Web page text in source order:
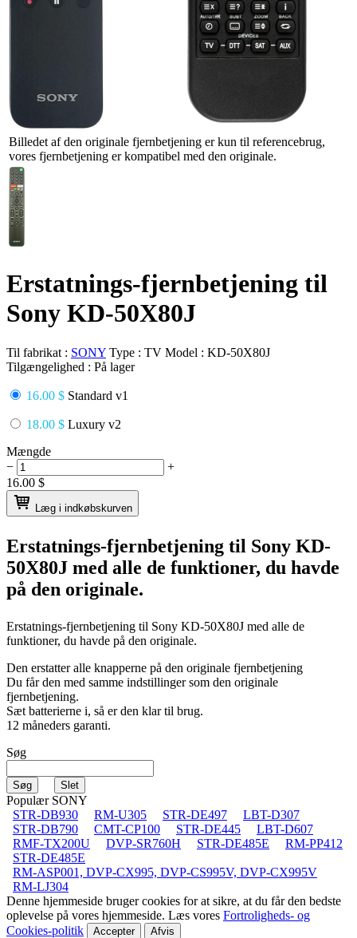
Billedet af den originale fjernbetjening er kun til referencebrug,
vores fjernbetjening er kompatibel med den originale.
Erstatnings-fjernbetjening til
Sony KD-50X80J
Til fabrikat : SONY Type : TV Model : KD-50X80J
Tilgængelighed : På lager
16.00 $ Standard v1
18.00 $ Luxury v2
Mængde
−
+
16.00 $
Læg i indkøbskurven
Erstatnings-fjernbetjening til Sony KD-
50X80J med alle de funktioner, du havde
på den originale.
Erstatnings-fjernbetjening til Sony KD-50X80J med alle de
funktioner, du havde på den originale.
Den erstatter alle knapperne på den originale fjernbetjening
Du får den med samme indstillinger som den originale
fjernbetjening.
Sæt batterierne i, så er den klar til brug.
12 måneders garanti.
Søg
Populær SONY
STR-DB930
RM-U305 STR-DE497
LBT-D307
STR-DB790
CMT-CP100 STR-DE445
LBT-D607
RMF-TX200U
DVP-SR760H STR-DE485E
RM-PP412
STR-DE485E
RM-ASP001, DVP-CX995, DVP-CS995V, DVP-CX995V
RM-LJ304
Denne hjemmeside bruger cookies for at sikre, at du får den bedste
oplevelse på vores hjemmeside. Læs vores Fortroligheds- og
Cookies-politik
Accepter Afvis